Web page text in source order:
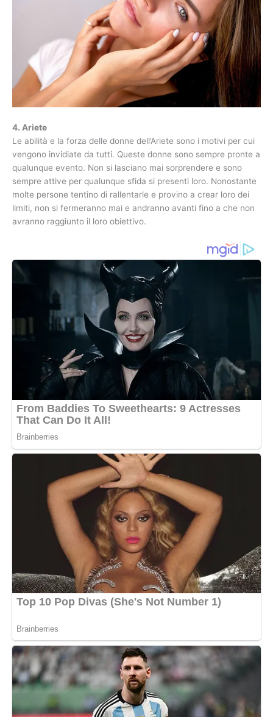
4. Ariete
Le abilità e la forza delle donne dell’Ariete sono i motivi per cui
vengono invidiate da tutti. Queste donne sono sempre pronte a
qualunque evento. Non si lasciano mai sorprendere e sono
sempre attive per qualunque sfida si presenti loro. Nonostante
molte persone tentino di rallentarle e provino a crear loro dei
limiti, non si fermeranno mai e andranno avanti fino a che non
avranno raggiunto il loro obiettivo.